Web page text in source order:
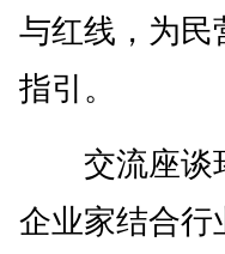
与红线，为民
指引。
交流座谈环
企业家结合行